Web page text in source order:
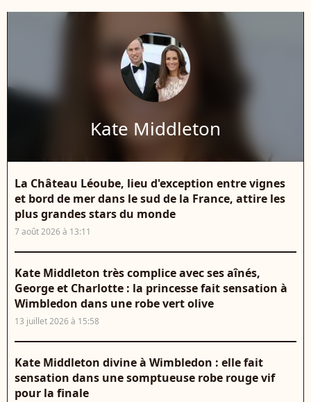
Kate Middleton
La Château Léoube, lieu d'exception entre vignes
et bord de mer dans le sud de la France, attire les
plus grandes stars du monde
7 août 2026 à 13:11
Kate Middleton très complice avec ses aînés,
George et Charlotte : la princesse fait sensation à
Wimbledon dans une robe vert olive
13 juillet 2026 à 15:58
Kate Middleton divine à Wimbledon : elle fait
sensation dans une somptueuse robe rouge vif
pour la finale